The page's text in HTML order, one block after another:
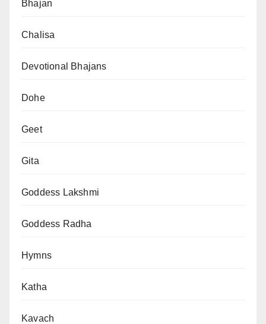
Bhajan
Chalisa
Devotional Bhajans
Dohe
Geet
Gita
Goddess Lakshmi
Goddess Radha
Hymns
Katha
Kavach